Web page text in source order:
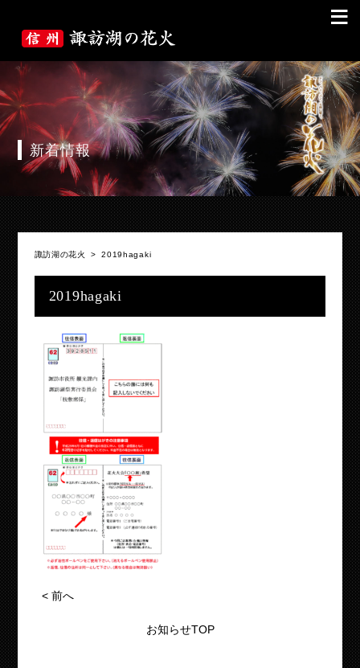
≡
新着情報
諏訪湖の花火 >2019hagaki
2019hagaki
<前へ
お知らせTOP